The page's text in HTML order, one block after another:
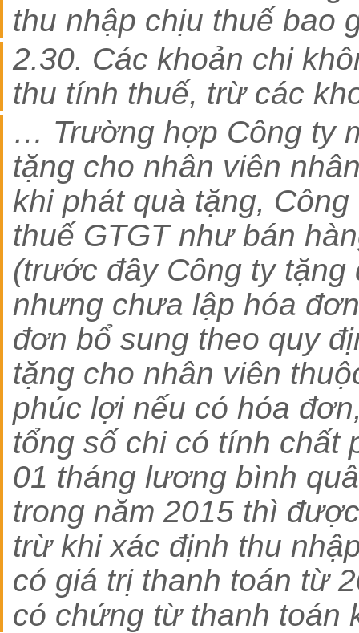
thu nhập chịu thuế bao
2.30. Các khoản chi
thu tính thuế, trừ các
… Trường hợp Công ty
tặng cho nhân viên
khi phát quà tặng,
thuế GTGT như bán
(trước đây Công ty tặng
nhưng chưa lập hóa
đơn bổ sung theo quy
tặng cho nhân viên
phúc lợi nếu có hóa
tổng số chi có tính chất
01 tháng lương bình
trong năm 2015 thì
trừ khi xác định thu
có giá trị thanh toán từ
có chứng từ thanh toán